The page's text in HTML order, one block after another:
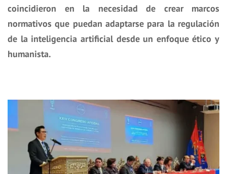
coincidieron en la necesidad de crear marcos
normativos que puedan adaptarse para la regulación
de la inteligencia artificial desde un enfoque ético y
humanista.